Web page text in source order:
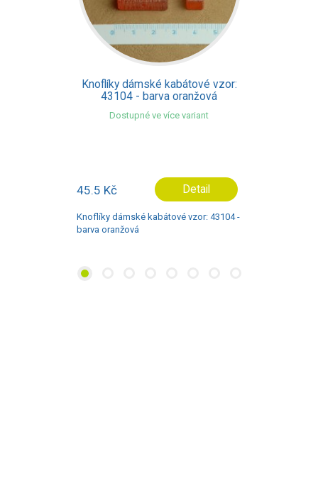
Knoflíky dámské kabátové vzor:
43104 - barva oranžová
Dostupné ve více variant
45.5 Kč Detail
Knoflíky dámské kabátové vzor: 43104 -
barva oranžová